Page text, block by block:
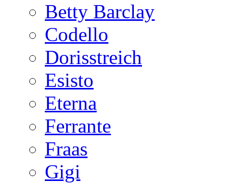
Betty Barclay
Codello
Dorisstreich
Esisto
Eterna
Ferrante
Fraas
Gigi